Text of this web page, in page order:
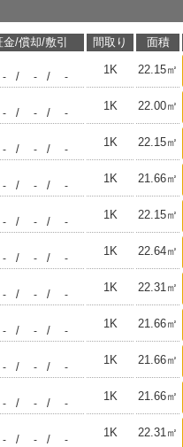
/償却/敷引 間取り 面積
- / - / -
1K 22.15㎡
- / - / -
1K 22.00㎡
- / - / -
1K 22.15㎡
- / - / -
1K 21.66㎡
- / - / -
1K 22.15㎡
- / - / -
1K 22.64㎡
- / - / -
1K 22.31㎡
- / - / -
1K 21.66㎡
- / - / -
1K 21.66㎡
- / - / -
1K 21.66㎡
- / - / -
1K 22.31㎡